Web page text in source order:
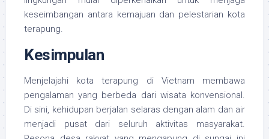
keseimbangan antara kemajuan dan pelestarian kota
terapung.
Kesimpulan
Menjelajahi kota terapung di Vietnam membawa
pengalaman yang berbeda dari wisata konvensional.
Di sini, kehidupan berjalan selaras dengan alam dan air
menjadi pusat dari seluruh aktivitas masyarakat.